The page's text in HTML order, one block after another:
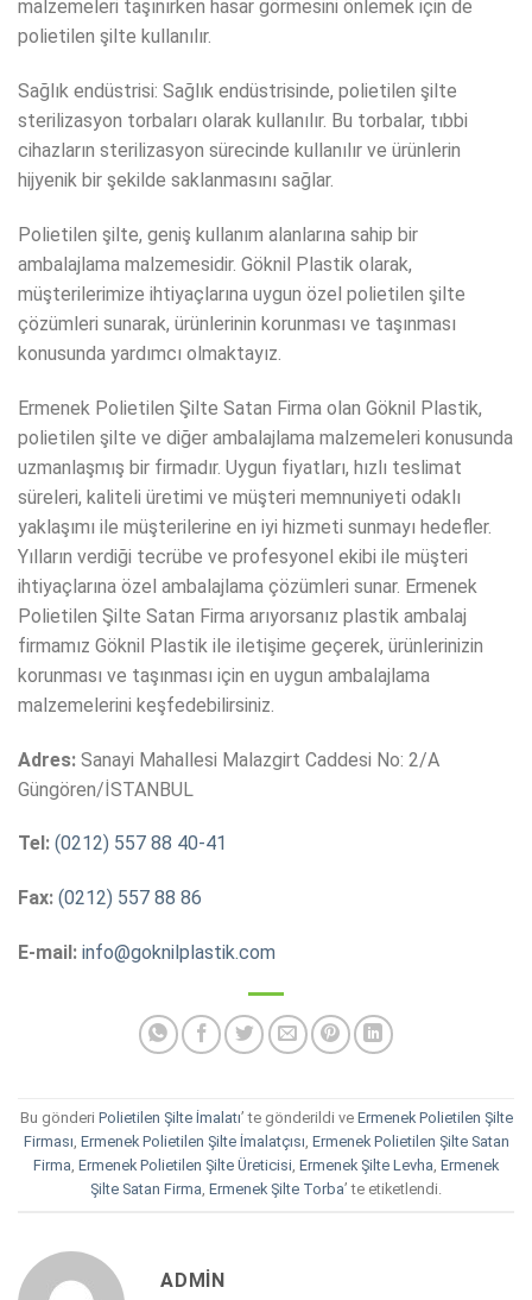
malzemeleri taşınırken hasar görmesini önlemek için de
polietilen şilte kullanılır.
Sağlık endüstrisi: Sağlık endüstrisinde, polietilen şilte
sterilizasyon torbaları olarak kullanılır. Bu torbalar, tıbbi
cihazların sterilizasyon sürecinde kullanılır ve ürünlerin
hijyenik bir şekilde saklanmasını sağlar.
Polietilen şilte, geniş kullanım alanlarına sahip bir
ambalajlama malzemesidir. Göknil Plastik olarak,
müşterilerimize ihtiyaçlarına uygun özel polietilen şilte
çözümleri sunarak, ürünlerinin korunması ve taşınması
konusunda yardımcı olmaktayız.
Ermenek Polietilen Şilte Satan Firma olan Göknil Plastik,
polietilen şilte ve diğer ambalajlama malzemeleri konusunda
uzmanlaşmış bir firmadır. Uygun fiyatları, hızlı teslimat
süreleri, kaliteli üretimi ve müşteri memnuniyeti odaklı
yaklaşımı ile müşterilerine en iyi hizmeti sunmayı hedefler.
Yılların verdiği tecrübe ve profesyonel ekibi ile müşteri
ihtiyaçlarına özel ambalajlama çözümleri sunar. Ermenek
Polietilen Şilte Satan Firma arıyorsanız plastik ambalaj
firmamız Göknil Plastik ile iletişime geçerek, ürünlerinizin
korunması ve taşınması için en uygun ambalajlama
malzemelerini keşfedebilirsiniz.
Adres: Sanayi Mahallesi Malazgirt Caddesi No: 2/A
Güngören/İSTANBUL
Tel: (0212) 557 88 40-41
Fax: (0212) 557 88 86
E-mail: info@goknilplastik.com
Bu gönderi Polietilen Şilte İmalatı’ te gönderildi ve Ermenek Polietilen Şilte
Firması, Ermenek Polietilen Şilte İmalatçısı, Ermenek Polietilen Şilte Satan
Firma, Ermenek Polietilen Şilte Üreticisi, Ermenek Şilte Levha, Ermenek
Şilte Satan Firma, Ermenek Şilte Torba’ te etiketlendi.
ADMIN